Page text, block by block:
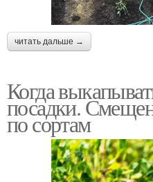
читать дальше →
Когда
посадки.
по сортам